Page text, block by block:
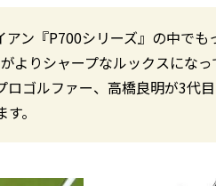
ン『P700シリーズ』の中で
よりシャープなルックスにな
ゴルファー、高橋良明が3代
。